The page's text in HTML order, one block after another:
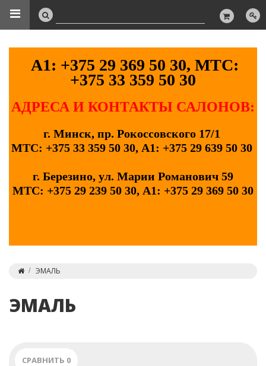
А1: +375 29 369 50 30, МТС:
+375 33 359 50 30
АДРЕСА И КОНТАКТЫ САЛОНОВ:
г. Минск, пр. Рокоссовского 17/1
МТС: +375 33 359 50 30, А1: +375 29 639 50 30
г. Березино, ул. Марии Романович 59
МТС: +375 29 239 50 30, А1: +375 29 369 50 30
ЭМАЛЬ
ЭМАЛЬ
СРАВНИТЬ 0